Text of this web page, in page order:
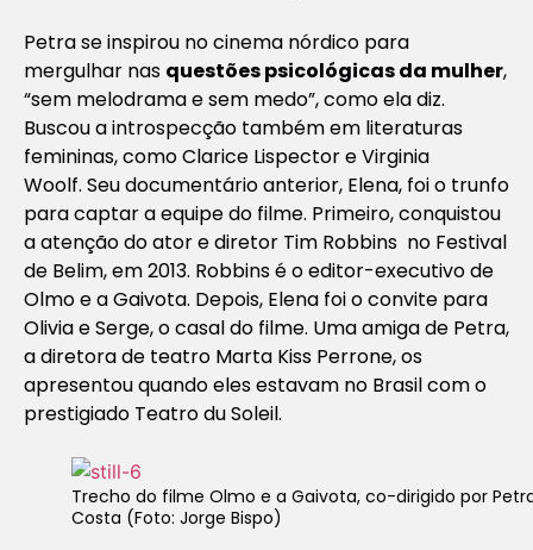
Petra se inspirou no cinema nórdico para
mergulhar nas questões psicológicas da mulher,
“sem melodrama e sem medo”, como ela diz.
Buscou a introspecção também em literaturas
femininas, como Clarice Lispector e Virginia
Woolf. Seu documentário anterior, Elena, foi o trunfo
para captar a equipe do filme. Primeiro, conquistou
a atenção do ator e diretor Tim Robbins no Festival
de Belim, em 2013. Robbins é o editor-executivo de
Olmo e a Gaivota. Depois, Elena foi o convite para
Olivia e Serge, o casal do filme. Uma amiga de Petra,
a diretora de teatro Marta Kiss Perrone, os
apresentou quando eles estavam no Brasil com o
prestigiado Teatro du Soleil.
Trecho do filme Olmo e a Gaivota, co-dirigido por
Costa (Foto: Jorge Bispo)